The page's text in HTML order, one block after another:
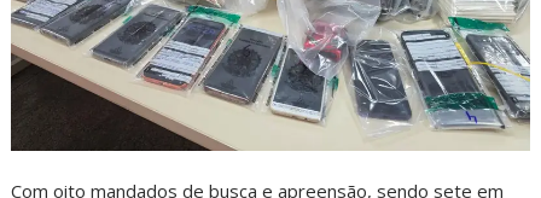
Com oito mandados de busca e apreensão, sendo sete em